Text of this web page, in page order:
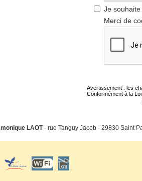
Je
Merci de
Avertissement : les
Conformément à la
monique LAOT- rue Tanguy Jacob - 29830 Saint